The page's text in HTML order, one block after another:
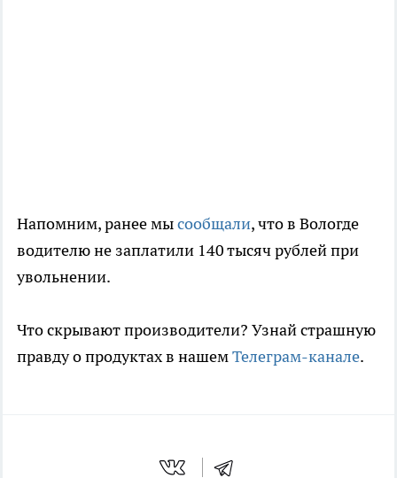
Напомним, ранее мысообщали, что в Вологде
водителю не заплатили 140 тысяч рублей при
увольнении.
Что скрывают производители? Узнай страшную
правду о продуктах в нашемТелеграм-канале.